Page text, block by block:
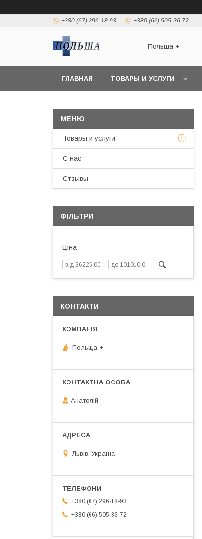
+380 (67) 296-18-93 +380 (66) 505-36-72
Польша +
ГЛАВНАЯ ТОВАРЫ И УСЛУГИ
Товары и услуги
О нас
Отзывы
ФІЛЬТРИ
Ціна
КОНТАКТИ
Польща +
Анатолій
Львів, Україна
+380 (67) 296-18-93
+380 (66) 505-36-72